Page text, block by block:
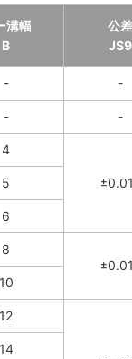
溝幅
B
公差
JS9
- -
- -
4
5
6
8
10
12
14